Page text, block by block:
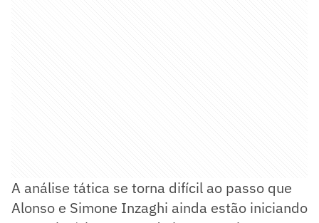
A análise tática se torna difícil ao passo que
Alonso e Simone Inzaghi ainda estão iniciando